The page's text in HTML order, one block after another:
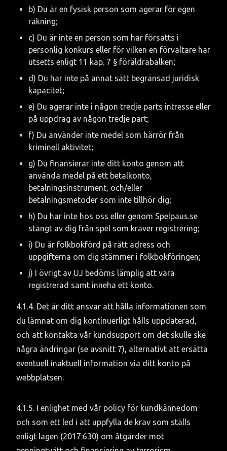
b) Du är en fysisk person som agerar för egen
räkning;
c) Du är inte en person som har försatts i
personlig konkurs eller för vilken en förvaltare har
utsetts enligt 11 kap. 7 § föräldrabalken;
d) Du har inte på annat sätt begränsad juridisk
kapacitet;
e) Du agerar inte i någon tredje parts intresse eller
på uppdrag av någon tredje part;
f) Du använder inte medel som härrör från
kriminell aktivitet;
g) Du finansierar inte ditt konto genom att
använda medel på ett betalkonto,
betalningsinstrument, och/eller
betalningsmetoder som inte tillhör dig;
h) Du har inte hos oss eller genom Spelpaus.se
stängt av dig från spel som kräver registrering;
i) Du är folkbokförd på rätt adress och
uppgifterna om dig stämmer i folkbokföringen;
j) I övrigt av UJ bedöms lämplig att vara
registrerad samt inneha ett konto.
4.1.4. Det är ditt ansvar att hålla informationen som
du lämnat om dig kontinuerligt hålls uppdaterad,
och att kontakta vår kundsupport om det skulle ske
några ändringar (se avsnitt 7), alternativt att ersätta
eventuell inaktuell information via ditt konto på
webbplatsen.
4.1.5. I enlighet med vår policy för kundkännedom
och som ett led i att uppfylla de krav som ställs
enligt lagen (2017:630) om åtgärder mot